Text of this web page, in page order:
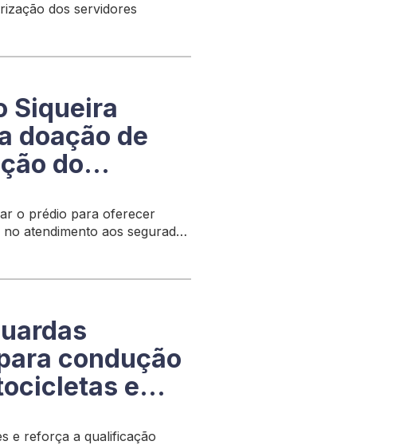
dos servidores
Siqueira
doação de
do
o prédio para oferecer
atendimento aos segurados
do Município
condução
e
e reforça a qualificação